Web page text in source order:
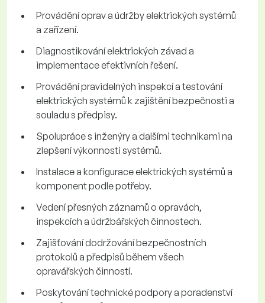
Provádění oprav a údržby elektrických systémů
a zařízení.
Diagnostikování elektrických závad a
implementace efektivních řešení.
Provádění pravidelných inspekcí a testování
elektrických systémů k zajištění bezpečnosti a
souladu s předpisy.
Spolupráce s inženýry a dalšími technikami na
zlepšení výkonnosti systémů.
Instalace a konfigurace elektrických systémů a
komponent podle potřeby.
Vedení přesných záznamů o opravách,
inspekcích a údržbářských činnostech.
Zajišťování dodržování bezpečnostních
protokolů a předpisů během všech
opravářských činností.
Poskytování technické podpory a poradenství